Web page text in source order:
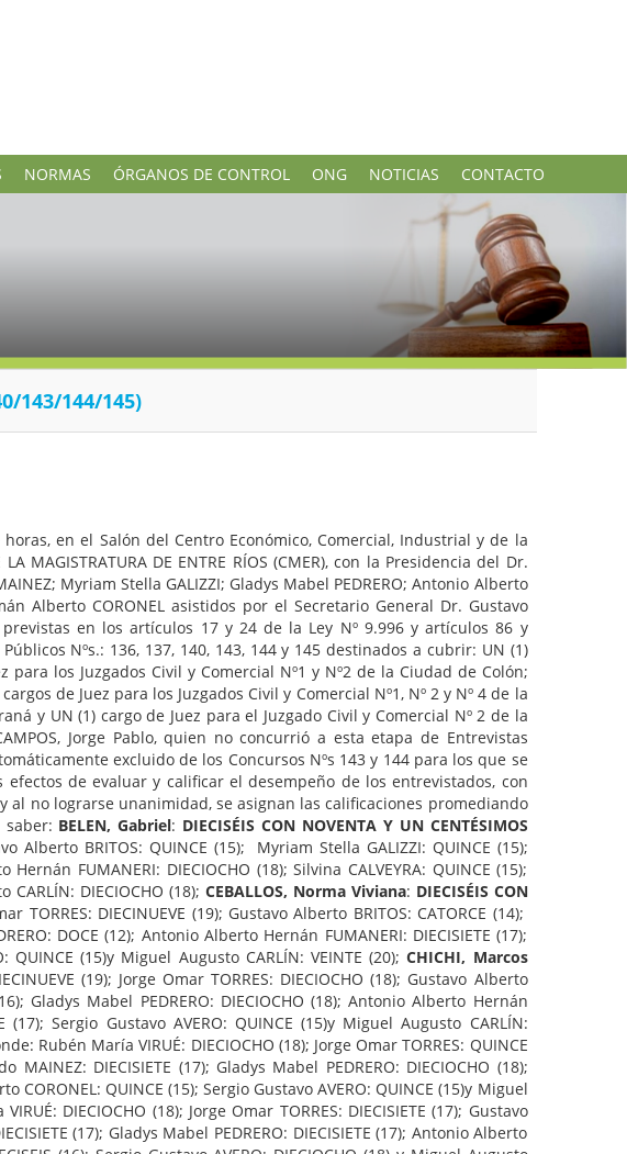
NORMAS ÓRGANOS DE CONTROL ONG NOTICIAS CONTACTO
143/144/145)
en el Salón del Centro Económico, Comercial, Industrial y de la
DE ENTRE RÍOS (CMER), con la Presidencia del Dr.
Myriam Stella GALIZZI; Gladys Mabel PEDRERO; Antonio Alberto
Alberto CORONEL asistidos por el Secretario General Dr. Gustavo
en los artículos 17 y 24 de la Ley Nº 9.996 y artículos 86 y
Nºs.: 136, 137, 140, 143, 144 y 145 destinados a cubrir: UN (1)
los Juzgados Civil y Comercial Nº1 y Nº2 de la Ciudad de Colón;
de Juez para los Juzgados Civil y Comercial Nº1, Nº 2 y Nº 4 de la
y UN (1) cargo de Juez para el Juzgado Civil y Comercial Nº 2 de la
Jorge Pablo, quien no concurrió a esta etapa de Entrevistas
excluido de los Concursos Nºs 143 y 144 para los que se
de evaluar y calificar el desempeño de los entrevistados, con
al no lograrse unanimidad, se asignan las calificaciones promediando
BELEN, Gabriel: DIECISÉIS CON NOVENTA Y UN CENTÉSIMOS
Alberto BRITOS: QUINCE (15); Myriam Stella GALIZZI: QUINCE (15);
FUMANERI: DIECIOCHO (18); Silvina CALVEYRA: QUINCE (15);
CARLÍN: DIECIOCHO (18); CEBALLOS, Norma Viviana: DIECISÉIS CON
TORRES: DIECINUEVE (19); Gustavo Alberto BRITOS: CATORCE (14);
DOCE (12); Antonio Alberto Hernán FUMANERI: DIECISIETE (17);
QUINCE (15)y Miguel Augusto CARLÍN: VEINTE (20); CHICHI, Marcos
(19); Jorge Omar TORRES: DIECIOCHO (18); Gustavo Alberto
Gladys Mabel PEDRERO: DIECIOCHO (18); Antonio Alberto Hernán
(17); Sergio Gustavo AVERO: QUINCE (15)y Miguel Augusto CARLÍN:
Rubén María VIRUÉ: DIECIOCHO (18); Jorge Omar TORRES: QUINCE
DIECISIETE (17); Gladys Mabel PEDRERO: DIECIOCHO (18);
CORONEL: QUINCE (15); Sergio Gustavo AVERO: QUINCE (15)y Miguel
DIECIOCHO (18); Jorge Omar TORRES: DIECISIETE (17); Gustavo
(17); Gladys Mabel PEDRERO: DIECISIETE (17); Antonio Alberto